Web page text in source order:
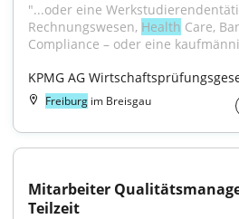
"...oder eine
Rechnungswesen, Health Care,
Compliance – oder eine
KPMG AG
Freiburg im Breisgau
Mitarbeiter
Teilzeit